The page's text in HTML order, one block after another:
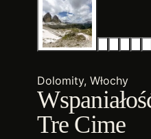
Dolomity, Włochy
Tre Cime